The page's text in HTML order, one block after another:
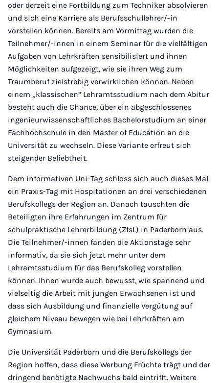
oder derzeit eine Fortbildung zum Techniker absolvieren
und sich eine Karriere als Berufsschullehrer/-in
vorstellen können. Bereits am Vormittag wurden die
Teilnehmer/-innen in einem Seminar für die vielfältigen
Aufgaben von Lehrkräften sensibilisiert und ihnen
Möglichkeiten aufgezeigt, wie sie ihren Weg zum
Traumberuf zielstrebig verwirklichen können. Neben
einem „klassischen“ Lehramtsstudium nach dem Abitur
besteht auch die Chance, über ein abgeschlossenes
ingenieurwissenschaftliches Bachelorstudium an einer
Fachhochschule in den Master of Education an die
Universität zu wechseln. Diese Variante erfreut sich
steigender Beliebtheit.
Dem informativen Uni-Tag schloss sich auch dieses Mal
ein Praxis-Tag mit Hospitationen an drei verschiedenen
Berufskollegs der Region an. Danach tauschten die
Beteiligten ihre Erfahrungen im Zentrum für
schulpraktische Lehrerbildung (ZfsL) in Paderborn aus.
Die Teilnehmer/-innen fanden die Aktionstage sehr
informativ, da sie sich jetzt mehr unter dem
Lehramtsstudium für das Berufskolleg vorstellen
können. Ihnen wurde auch bewusst, wie spannend und
vielseitig die Arbeit mit jungen Erwachsenen ist und
dass sich Ausbildung und finanzielle Vergütung auf
gleichem Niveau bewegen wie bei Lehrkräften am
Gymnasium.
Die Universität Paderborn und die Berufskollegs der
Region hoffen, dass diese Werbung Früchte trägt und der
dringend benötigte Nachwuchs bald eintrifft. Weitere